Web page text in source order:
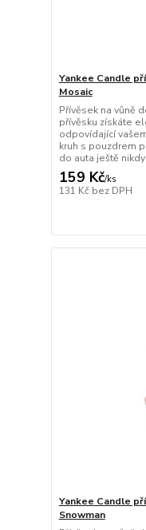
Yankee Candle
Mosaic
Přívěsek na vůně
přívěsku získáte
odpovídající
kruh s pouzdrem
do auta ještě
159 Kč/ks
131 Kč bez DPH
Yankee Candle
Snowman